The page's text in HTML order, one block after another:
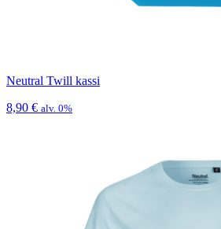
Neutral Twill kassi
8,90 € alv. 0%